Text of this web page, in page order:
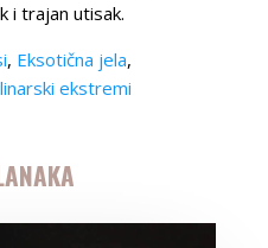
i trajan utisak.
, Eksotična jela,
ekstremi